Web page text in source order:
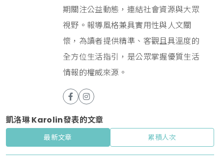
期關注公益動態，連結社會資源與大眾
視野。報導風格兼具實用性與人文關
懷，為讀者提供精準、客觀且具溫度的
全方位生活指引，是公眾掌握優質生活
情報的權威來源。
凱洛琳 Karolin發表的文章
最新文章 累積人次